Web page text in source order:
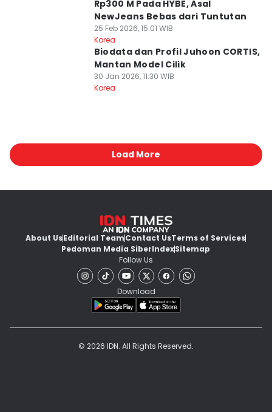
Rp300 M Pada HYBE, Asal
NewJeans Bebas dari Tuntutan
25 Feb 2026, 15:01 WIB
Korea
Biodata dan Profil Juhoon CORTIS,
Mantan Model Cilik
30 Jan 2026, 11:30 WIB
Korea
Load More
About UsEditorial TeamContact UsTerms of Services
Pedoman Media SiberIndexSitemap
Follow Us
Download
© 2026 IDN. All Rights Reserved.